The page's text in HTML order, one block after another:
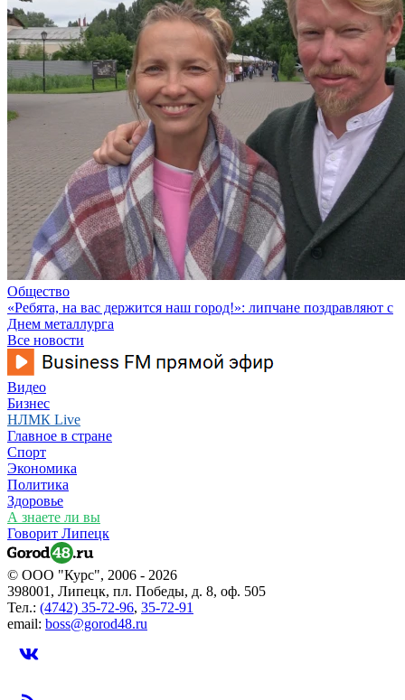
Общество
«Ребята, на вас держится наш город!»: липчане поздравляют с
Днем металлурга
Все новости
Видео
Бизнес
НЛМК Live
Главное в стране
Спорт
Экономика
Политика
Здоровье
А знаете ли вы
Говорит Липецк
© ООО "Курс", 2006 - 2026
398001, Липецк, пл. Победы, д. 8, оф. 505
Тел.: (4742) 35-72-96, 35-72-91
email: boss@gorod48.ru